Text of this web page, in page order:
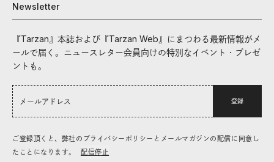
Newsletter
『Tarzan』本誌および『Tarzan Web』にまつわる最新情報がメ
ールで届く。ニュースレター会員向けの特別なイベント・プレゼ
ントも。
登録
ご登録頂くと、弊社のプライバシーポリシーとメールマガジンの配信に同意し
たことになります。
配信停止